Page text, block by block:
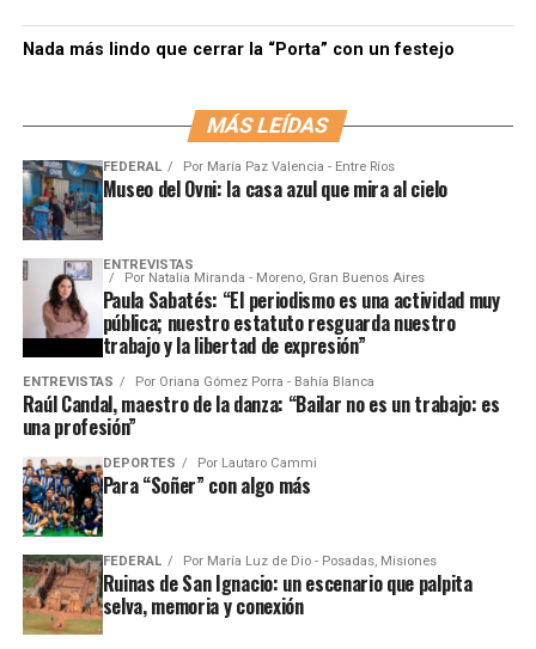
Nada más lindo que cerrar la “Porta” con un festejo
MÁS LEÍDAS
FEDERAL Por María Paz Valencia - Entre Ríos
Museo del Ovni: la casa azul que mira al cielo
ENTREVISTAS
Por Natalia Miranda - Moreno, Gran Buenos Aires
Paula Sabatés: “El periodismo es una actividad muy
pública; nuestro estatuto resguarda nuestro
trabajo y la libertad de expresión”
ENTREVISTAS Por Oriana Gómez Porra - Bahía Blanca
Raúl Candal, maestro de la danza: “Bailar no es un trabajo: es
una profesión”
DEPORTES Por Lautaro Cammi
Para “Soñer” con algo más
FEDERAL Por María Luz de Dio - Posadas, Misiones
Ruinas de San Ignacio: un escenario que palpita
selva, memoria y conexión